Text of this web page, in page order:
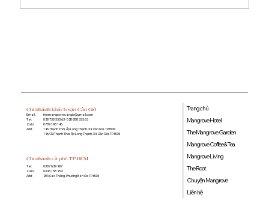
Chi nhánh khách sạn Cần Giờ
Email:
Tel:
Zalo:
Add:
themangrovecangio@gmail.com
028 730 333 63 - 028 888 333 63
0789 198 146
146 Thạnh Thới, Ấp Long Thạnh, Xã Cần Giờ, TP. HCM
146/22 Thạnh Thới, Ấp Long Thạnh, Xã Cần Giờ, TP. HCM
Trang chủ
Mangrove Hotel
The Mangrove Garden
Mangrove Coffee & Tea
Mangrove Living
The Root
Chuyện Mangrove
Liên hệ
Chi nhánh cà phê TP.HCM
Tel:
Zalo:
Add:
0387 629 297
0343 158 252
29A Cao Thắng, Phường Bàn Cờ, TP. HCM